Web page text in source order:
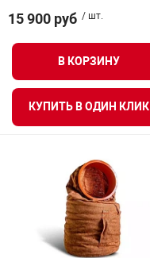
и аналитики
объектов
периметра
и экипировка
15 900 руб / шт.
В КОРЗИНУ
КУПИТЬ В ОДИН КЛИК